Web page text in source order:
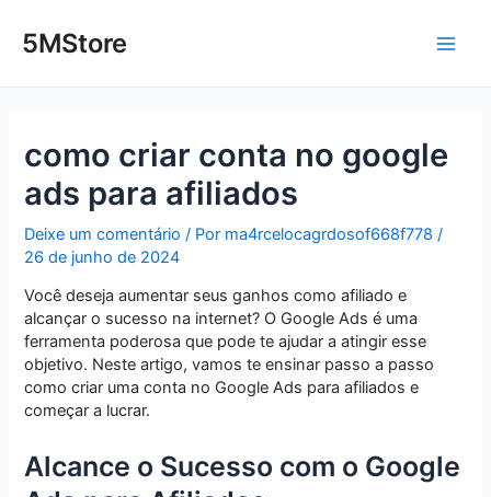
para5MStore
como criar conta no google
ads para afiliados
Deixe um comentário / Por ma4rcelocagrdosof668f778/
26 de junho de 2024
Você deseja aumentar seus ganhos como afiliado e
alcançar o sucesso na internet? O Google Ads é uma
ferramenta poderosa que pode te ajudar a atingir esse
objetivo. Neste artigo, vamos te ensinar passo a passo
como criar uma conta no Google Ads para afiliados e
começar a lucrar.
Alcance o Sucesso com o Google
navigation